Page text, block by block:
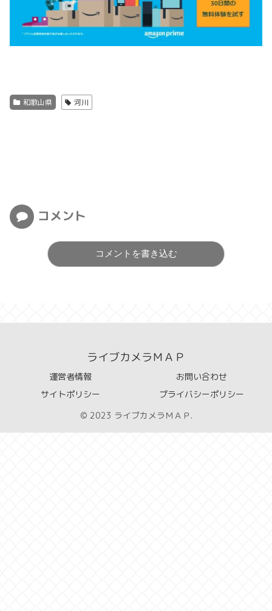
和歌山県 河川
コメント
コメントを書き込む
ライブカメラＭＡＰ
運営者情報
お問い合わせ
サイトポリシー
プライバシーポリシー
© 2023 ライブカメラＭＡＰ.